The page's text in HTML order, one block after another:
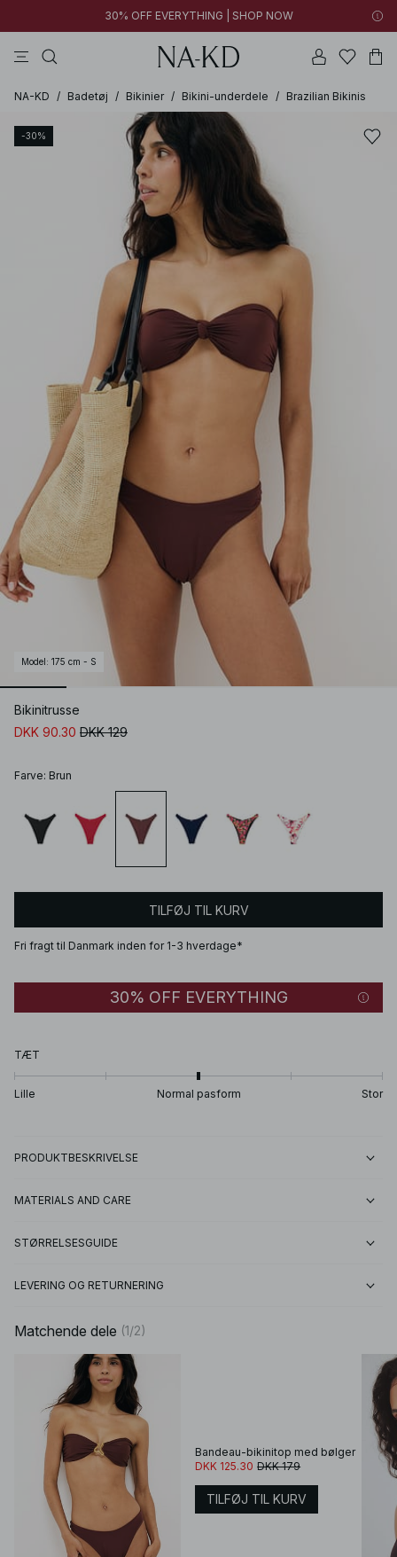
30% OFF EVERYTHING | SHOP NOW
NA-KD / Badetøj / Bikinier / Bikini-underdele / Brazilian Bikinis
-30%
Model : 175 cm - S
Bikinitrusse
DKK 90.30 DKK 129
Farve: Brun
TILFØJ TIL KURV
Fri fragt til Danmark inden for 1-3 hverdage*
30% OFF EVERYTHING
TÆT
Lille Normal pasform Stor
PRODUKTBESKRIVELSE
MATERIALS AND CARE
STØRRELSESGUIDE
LEVERING OG RETURNERING
Matchende dele (1/2)
Bandeau-bikinitop med bølger
DKK 125.30 DKK 179
TILFØJ TIL KURV